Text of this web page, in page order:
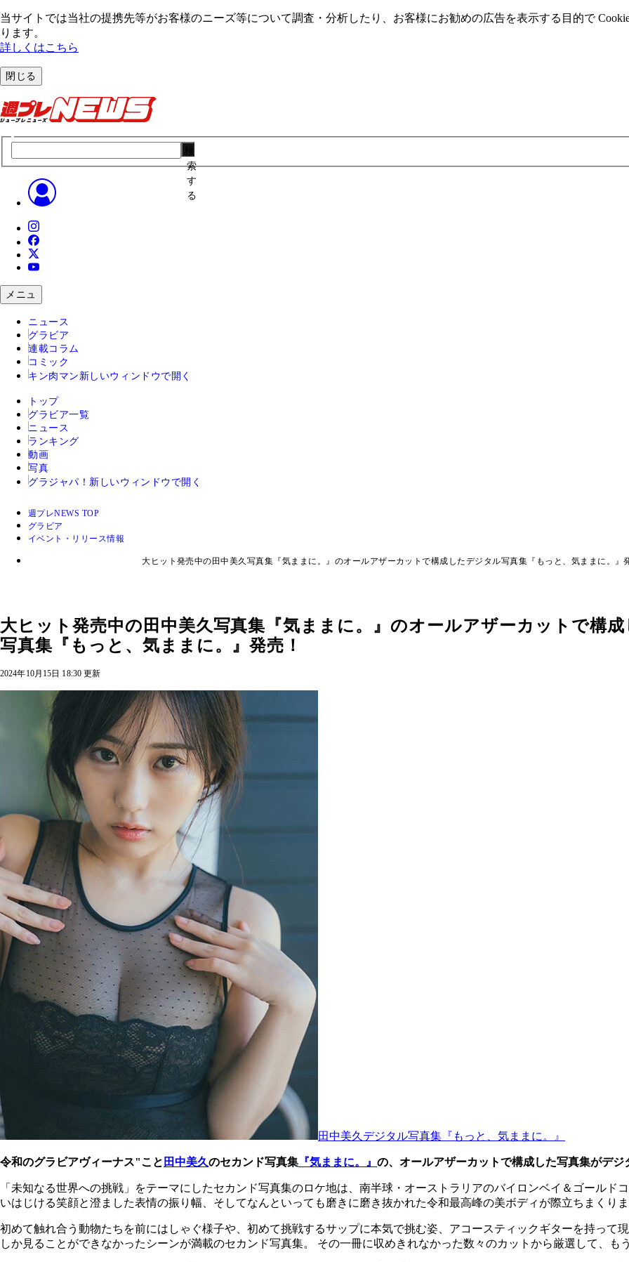
当サイトでは当社の提携先等がお客様のニーズ等について調査・分析したり、お客様にお勧めの広告を表⽰する⽬的で
ります。
詳しくはこちら
閉じる
索
す
る
メニュ
ニュース
グラビア
連載コラム
コミック
キン肉マン 新しいウィンドウで開く
トップ
グラビア一覧
ニュース
ランキング
動画
写真
グラジャパ！ 新しいウィンドウで開く
週プレNEWS TOP
グラビア
イベント・リリース情報
大ヒット発売中の田中美久写真集『気ままに。』のオールアザーカットで構成したデジタル写真集『もっと、気ままに。』
大ヒット発売中の田中美久写真集『気ままに。』のオールアザーカットで構
写真集『もっと、気ままに。』発売！
2024年10月15日 18:30 更新
田中美久デジタル写真集『もっと、気ままに。』
令和のグラビアヴィーナス"こと 田中美久のセカンド写真集 『気ままに。』 の、オールアザーカットで構成した写真集がデジ
「未知なる世界への挑戦」をテーマにしたセカンド写真集のロケ地は、南半球・オーストラリアのバイロンベイ＆ゴールド
いはじける笑顔と澄ました表情の振り幅、そしてなんといっても磨きに磨き抜かれた令和最高峰の美ボディが際立ちまくりま
初めて触れ合う動物たちを前にはしゃぐ様子や、初めて挑戦するサップに本気で挑む姿、アコースティックギターを持って
しか見ることができなかったシーンが満載のセカンド写真集。 その一冊に収めきれなかった数々のカットから厳選して、